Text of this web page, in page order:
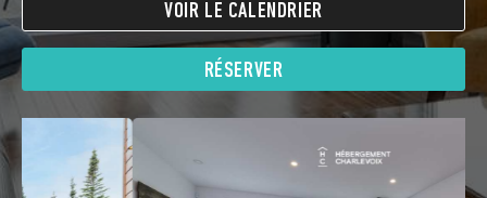
VOIR LE CALENDRIER
RÉSERVER